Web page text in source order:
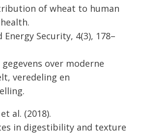
of wheat to human
Energy Security, 4(3), 178–
gegevens over moderne
veredeling en
al. (2018).
in digestibility and texture